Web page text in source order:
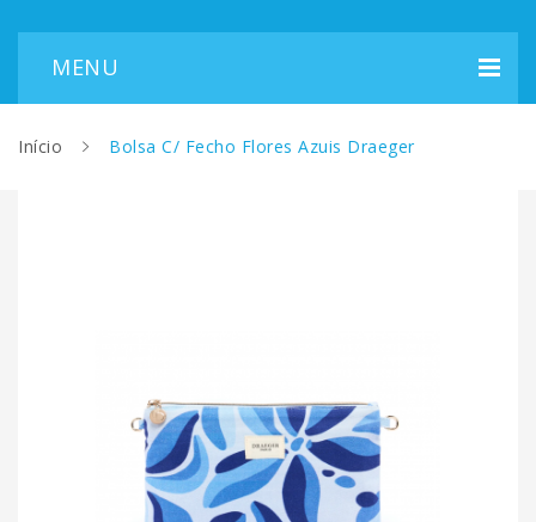
Início Bolsa C/ Fecho Flores Azuis Draeger